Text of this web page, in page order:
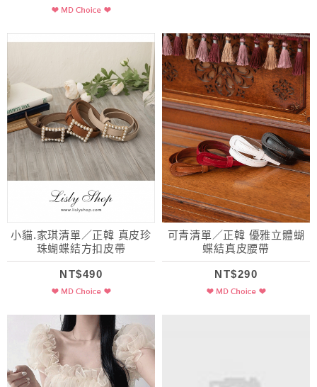
小貓.家琪清單／正韓 真皮珍
珠蝴蝶結方扣皮帶
NT$490
可青清單／正韓 優雅立體蝴
蝶結真皮腰帶
NT$290